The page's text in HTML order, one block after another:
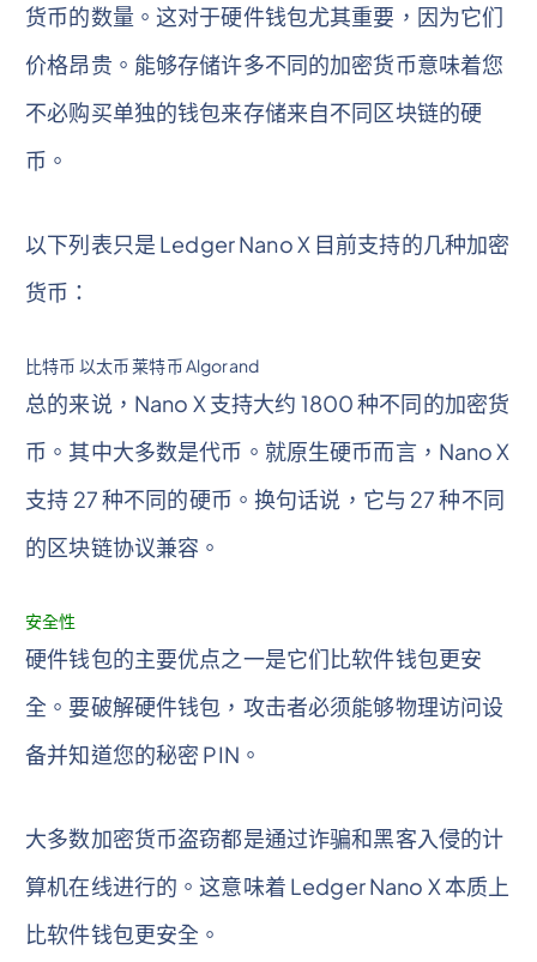
货币的数量。这对于硬件钱包尤其重要，因为它们
价格昂贵。能够存储许多不同的加密货币意味着您
不必购买单独的钱包来存储来自不同区块链的硬
币。
以下列表只是 Ledger Nano X 目前支持的几种加密
货币：
比特币 以太币 莱特币 Algorand
总的来说，Nano X 支持大约 1800 种不同的加密货
币。其中大多数是代币。就原生硬币而言，Nano X
支持 27 种不同的硬币。换句话说，它与 27 种不同
的区块链协议兼容。
安全性
硬件钱包的主要优点之一是它们比软件钱包更安
全。要破解硬件钱包，攻击者必须能够物理访问设
备并知道您的秘密 PIN。
大多数加密货币盗窃都是通过诈骗和黑客入侵的计
算机在线进行的。这意味着 Ledger Nano X 本质上
比软件钱包更安全。